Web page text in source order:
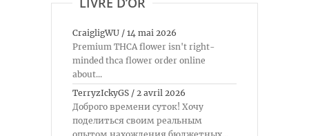
CraigligWU / 14 mai 2026
Premium THCA flower isn't right-
minded thca flower order online
about...
TerryzIckyGS / 2 avril 2026
Доброго времени суток! Хочу
поделиться своим реальным